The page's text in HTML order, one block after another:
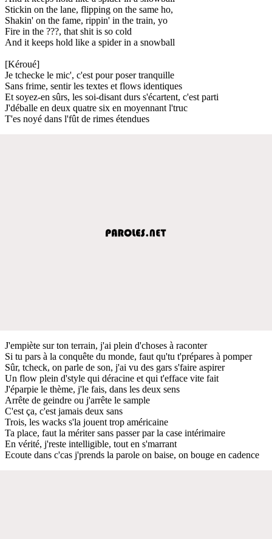
Stickin on the lane, flipping on the same ho,
Shakin' on the fame, rippin' in the train, yo
Fire in the ???, that shit is so cold
And it keeps hold like a spider in a snowball
[Kéroué]
Je tchecke le mic', c'est pour poser tranquille
Sans frime, sentir les textes et flows identiques
Et soyez-en sûrs, les soi-disant durs s'écartent, c'est parti
J'déballe en deux quatre six en moyennant l'truc
T'es noyé dans l'fût de rimes étendues
J'empiète sur ton terrain, j'ai plein d'choses à raconter
Si tu pars à la conquête du monde, faut qu'tu t'prépares à pomper
Sûr, tcheck, on parle de son, j'ai vu des gars s'faire aspirer
Un flow plein d'style qui déracine et qui t'efface vite fait
J'éparpie le thème, j'le fais, dans les deux sens
Arrête de geindre ou j'arrête le sample
C'est ça, c'est jamais deux sans
Trois, les wacks s'la jouent trop américaine
Ta place, faut la mériter sans passer par la case intérimaire
En vérité, j'reste intelligible, tout en s'marrant
Ecoute dans c'cas j'prends la parole on baise, on bouge en cadence